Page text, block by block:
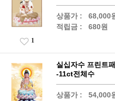
상품가 : 68,000
적립금 : 680원
1
실십자수 프린트
-11ct전체수
상품가 : 54,000